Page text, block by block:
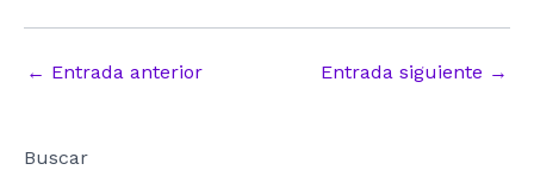
Navegación
← Entrada anterior Entrada siguiente →
Buscar